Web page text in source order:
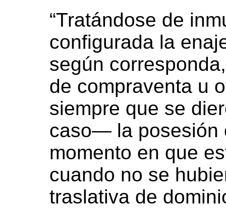
“Tratándose de
configurada la
según
de compraventa u
siempre que se
caso— la posesión
momento en que
cuando no se
traslativa de